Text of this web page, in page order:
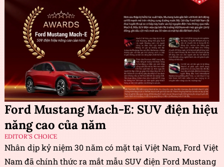
Ford Mustang Mach-E: SUV điện hiệu
năng cao của năm
EDITOR'S CHOICE
Nhân dịp kỷ niệm 30 năm có mặt tại Việt Nam, Ford Việt
Nam đã chính thức ra mắt mẫu SUV điện Ford Mustang